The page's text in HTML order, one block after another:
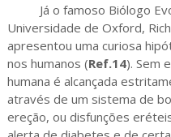
Já o famoso Biólogo
Universidade de Oxford,
apresentou uma curiosa
nos humanos (Ref.14). Sem
humana é alcançada
através de um sistema de
ereção, ou disfunções